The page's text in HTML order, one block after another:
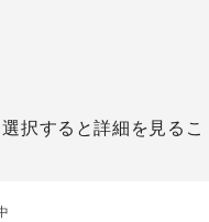
択すると詳細を見るこ